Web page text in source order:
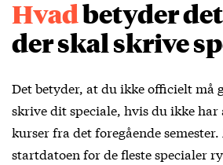
Hvadbetyder
der skal skrive
Det betyder, at du ikke officielt må
skrive dit speciale, hvis du ikke
kurser fra det foregående
startdatoen for de fleste specialer